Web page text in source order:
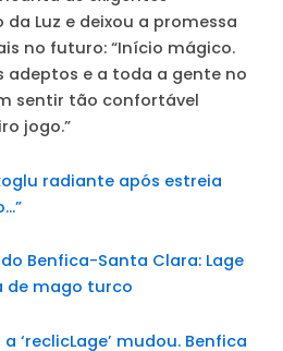
Luz e deixou a promessa
no futuro: “Início mágico.
adeptos e a toda a gente no
sentir tão confortável
jogo.”
radiante após estreia
Benfica-Santa Clara: Lage
de mago turco
‘reclicLage’ mudou. Benfica